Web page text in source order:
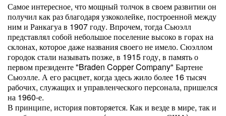
Самое интересное, что мощный толчок в своем развитии он
получил как раз благодаря узкоколейке, построенной между
ним и Ранкагуа в 1907 году. Впрочем, тогда Сьюэлл
представлял собой небольшое поселение высоко в горах на
склонах, которое даже названия своего не имело. Сюэллом
городок стали называть позже, в 1915 году, в память о
первом президенте "Braden Copper Company" Бартене
Сьюэлле. А его расцвет, когда здесь жило более 16 тысяч
рабочих, служащих и управленческого персонала, пришелся
на 1960-е.
В принципе, история повторяется. Как и везде в мире, так и